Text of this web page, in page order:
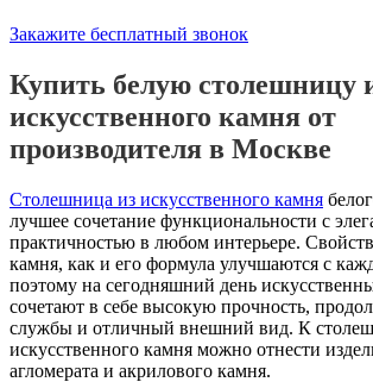
Закажите бесплатный звонок
Купить белую столешницу
искусственного камня от
производителя в Москве
Столешница из искусственного камня
лучшее сочетание функциональности с
практичностью в любом интерьере.
камня, как и его формула улучшаются с
поэтому на сегодняшний день
сочетают в себе высокую прочность,
службы и отличный внешний вид. К
искусственного камня можно отнести
агломерата и акрилового камня.